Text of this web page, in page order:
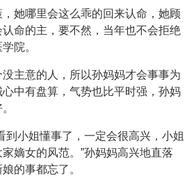
她哪里会这么乖的回来认命，她顾
命的主，要不然，当年也不会拒绝
院。
主意的人，所以孙妈妈才会事事为
中有盘算，气势也比平时强，孙妈
到小姐懂事了，一定会很高兴，小姐
嫡女的风范。”孙妈妈高兴地直落
的事都忘了。